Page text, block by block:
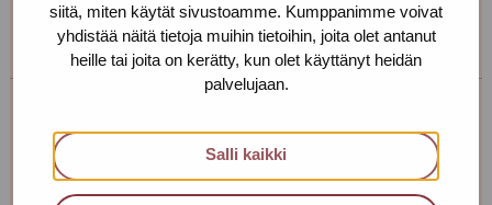
siitä, miten käytät sivustoamme. Kumppanimme voivat
yhdistää näitä tietoja muihin tietoihin, joita olet antanut
heille tai joita on kerätty, kun olet käyttänyt heidän
palvelujaan.
Salli kaikki
Voimme sopia sinulle sopivan ajan ja paikan!
Tampereen toimipiste
+358 (0)45 265 0480